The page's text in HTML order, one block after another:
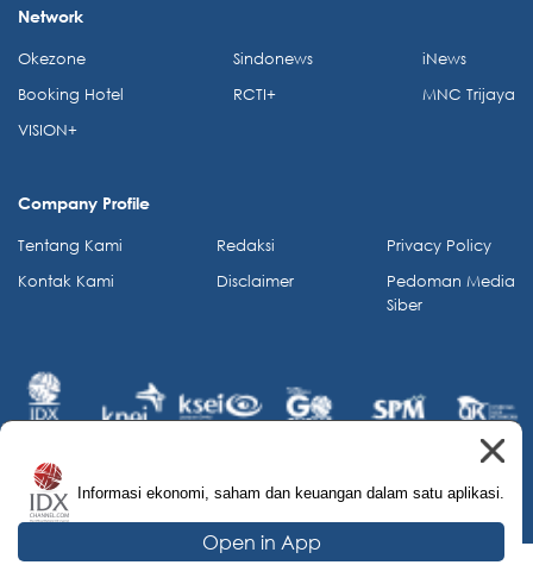
Informasi ekonomi, saham dan keuangan dalam satu aplikasi.
Open in App
Network
Okezone
Booking Hotel
VISION+
Sindonews
RCTI+
iNews
MNC Trijaya
Company Profile
Tentang Kami
Kontak Kami
Redaksi
Disclaimer
Privacy Policy
Pedoman Media
Siber
© 2026 IDX Channel. All Rights Reserved.